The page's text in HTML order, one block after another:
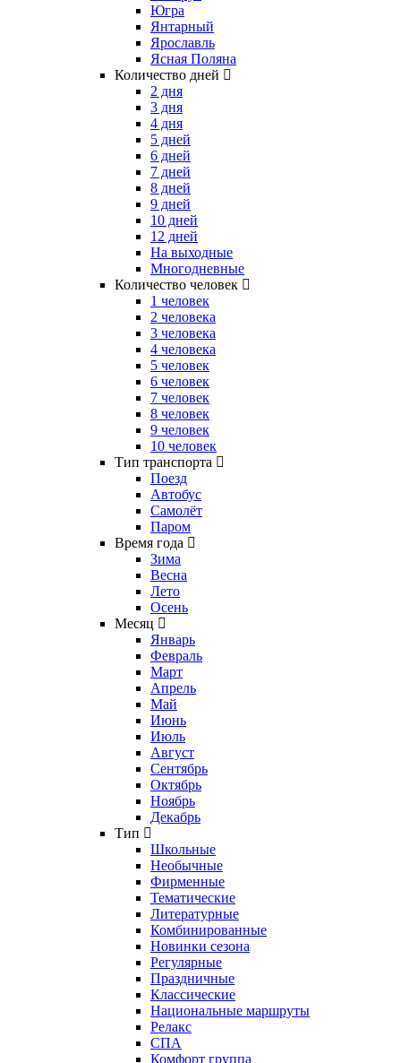
Югра
Янтарный
Ярославль
Ясная Поляна
Количество дней
2 дня
3 дня
4 дня
5 дней
6 дней
7 дней
8 дней
9 дней
10 дней
12 дней
На выходные
Многодневные
Количество человек
1 человек
2 человека
3 человека
4 человека
5 человек
6 человек
7 человек
8 человек
9 человек
10 человек
Тип транспорта
Поезд
Автобус
Самолёт
Паром
Время года
Зима
Весна
Лето
Осень
Месяц
Январь
Февраль
Март
Апрель
Май
Июнь
Июль
Август
Сентябрь
Октябрь
Ноябрь
Декабрь
Тип
Школьные
Необычные
Фирменные
Тематические
Литературные
Комбинированные
Новинки сезона
Регулярные
Праздничные
Классические
Национальные маршруты
Релакс
СПА
Комфорт группа